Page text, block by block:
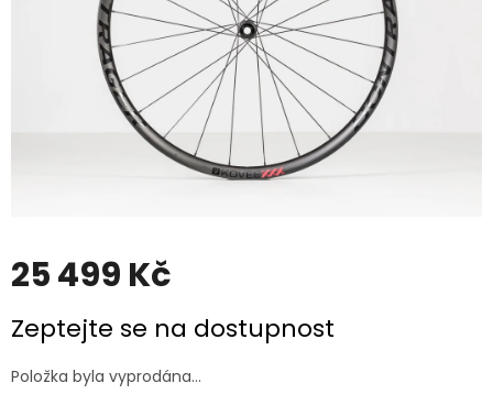
25 499 Kč
cena:
Zeptejte se na dostupnost
Položka byla vyprodána…